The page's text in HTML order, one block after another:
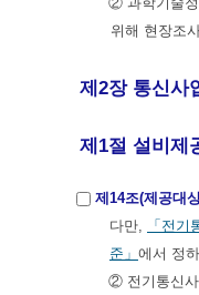
위해 현장조
제2장 통신사
제1절 설비제
제14조(제공대
다만,
「전
준」 에서 정
② 전기통신